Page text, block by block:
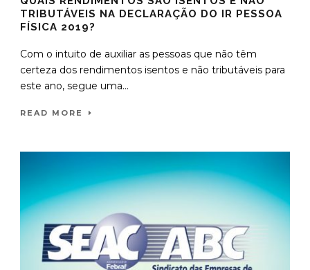
TRIBUTÁVEIS NA DECLARAÇÃO DO IR PESSOA
FÍSICA 2019?
Com o intuito de auxiliar as pessoas que não têm
certeza dos rendimentos isentos e não tributáveis para
este ano, segue uma...
READ MORE